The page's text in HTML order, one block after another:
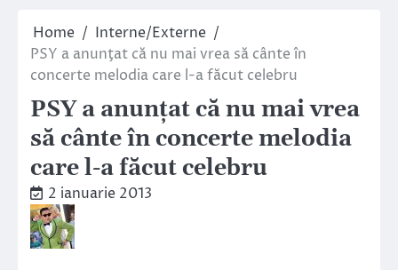
Home
Interne/Externe
PSY a anunţat că nu mai vrea să cânte în
concerte melodia care l-a făcut celebru
PSY a anunţat că nu mai vrea
să cânte în concerte melodia
care l-a făcut celebru
2 ianuarie 2013